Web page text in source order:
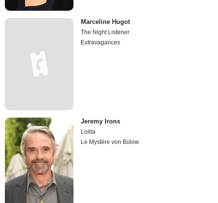
Marceline Hugot
The Night Listener
Extravagances
Jeremy Irons
Lolita
Le Mystère von Bülow